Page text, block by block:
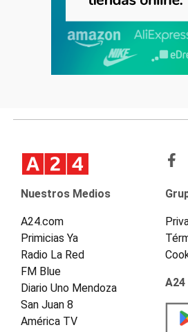
Nuestros Medios
A24.com
Primicias Ya
Radio La Red
FM Blue
Diario Uno Mendoza
San Juan 8
América TV
A24